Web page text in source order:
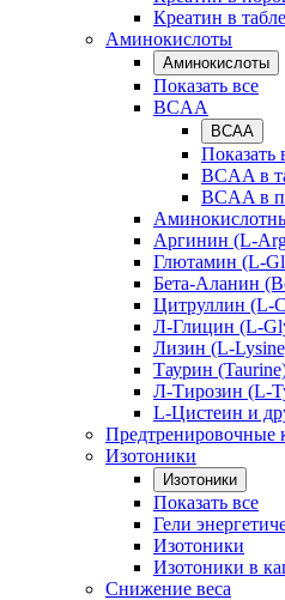
Креатин в
Аминокислоты
Аминокислоты
Показать все
BCAA
BCAA
Показать
BCAA в
BCAA в
Аргинин (L-
Глютамин (L-
Бета-Аланин
Цитруллин (L-
Л-Глицин (L-
Лизин (L-
Таурин
Л-Тирозин (L-
L-Цистеин и
Предтренировочные
Изотоники
Изотоники
Показать все
Гели
Изотоники
Изотоники в
Снижение веса